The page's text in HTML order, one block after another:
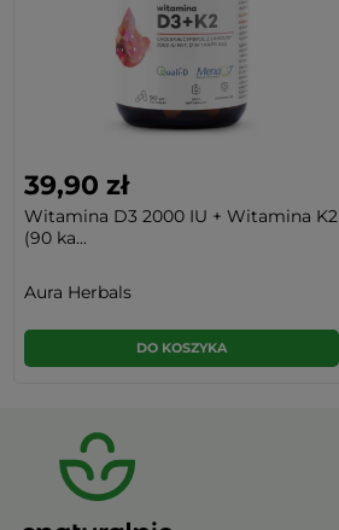
39,90 zł
Witamina D3 2000 IU + Witamina K2
(90 ka...
Aura Herbals
DO KOSZYKA